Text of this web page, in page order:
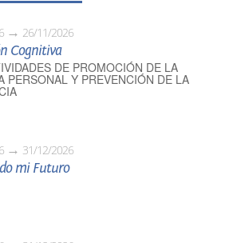
26/11/2026
Cognitiva
DE PROMOCIÓN DE LA
PERSONAL Y PREVENCIÓN DE LA
31/12/2026
mi Futuro